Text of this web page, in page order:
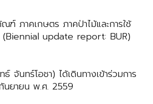
ภาคเกษตร ภาคป่าไม้และการใช้
(Biennial update report: BUR)
จันทร์โอชา) ได้เดินทางเข้าร่วมการ
นยายน พ.ศ. 2559